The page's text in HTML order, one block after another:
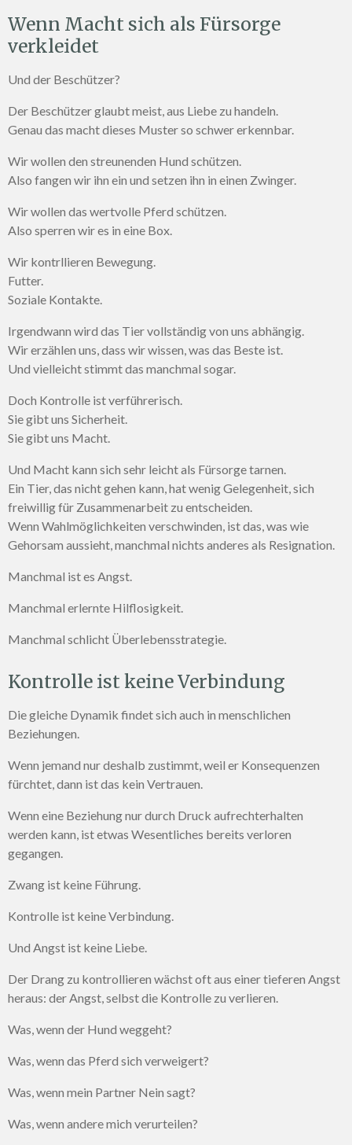
Wenn Macht sich als Fürsorge
verkleidet
Und der Beschützer?
Der Beschützer glaubt meist, aus Liebe zu handeln.
Genau das macht dieses Muster so schwer erkennbar.
Wir wollen den streunenden Hund schützen.
Also fangen wir ihn ein und setzen ihn in einen Zwinger.
Wir wollen das wertvolle Pferd schützen.
Also sperren wir es in eine Box.
Wir kontrllieren Bewegung.
Futter.
Soziale Kontakte.
Irgendwann wird das Tier vollständig von uns abhängig.
Wir erzählen uns, dass wir wissen, was das Beste ist.
Und vielleicht stimmt das manchmal sogar.
Doch Kontrolle ist verführerisch.
Sie gibt uns Sicherheit.
Sie gibt uns Macht.
Und Macht kann sich sehr leicht als Fürsorge tarnen.
Ein Tier, das nicht gehen kann, hat wenig Gelegenheit, sich
freiwillig für Zusammenarbeit zu entscheiden.
Wenn Wahlmöglichkeiten verschwinden, ist das, was wie
Gehorsam aussieht, manchmal nichts anderes als Resignation.
Manchmal ist es Angst.
Manchmal erlernte Hilflosigkeit.
Manchmal schlicht Überlebensstrategie.
Kontrolle ist keine Verbindung
Die gleiche Dynamik findet sich auch in menschlichen
Beziehungen.
Wenn jemand nur deshalb zustimmt, weil er Konsequenzen
fürchtet, dann ist das kein Vertrauen.
Wenn eine Beziehung nur durch Druck aufrechterhalten
werden kann, ist etwas Wesentliches bereits verloren
gegangen.
Zwang ist keine Führung.
Kontrolle ist keine Verbindung.
Und Angst ist keine Liebe.
Der Drang zu kontrollieren wächst oft aus einer tieferen Angst
heraus: der Angst, selbst die Kontrolle zu verlieren.
Was, wenn der Hund weggeht?
Was, wenn das Pferd sich verweigert?
Was, wenn mein Partner Nein sagt?
Was, wenn andere mich verurteilen?